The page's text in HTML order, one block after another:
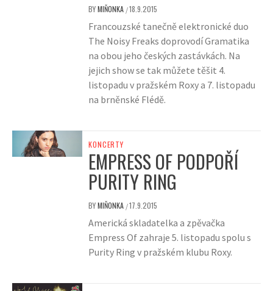
BYMIŇONKA /18.9.2015
Francouzské tanečně elektronické duo
The Noisy Freaks doprovodí Gramatika
na obou jeho českých zastávkách. Na
jejich show se tak můžete těšit 4.
listopadu v pražském Roxy a 7. listopadu
na brněnské Flédě.
KONCERTY
EMPRESS OF PODPOŘÍ
PURITY RING
BYMIŇONKA /17.9.2015
Americká skladatelka a zpěvačka
Empress Of zahraje 5. listopadu spolu s
Purity Ring v pražském klubu Roxy.